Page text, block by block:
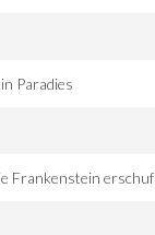
Paradies
Frankenstein erschuf